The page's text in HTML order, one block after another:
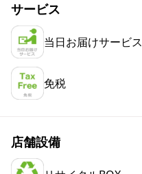
サービス
当日お届けサービス
免税
店舗設備